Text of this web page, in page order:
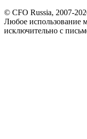
© CFO Russia, 2007-
Любое использование
исключительно с